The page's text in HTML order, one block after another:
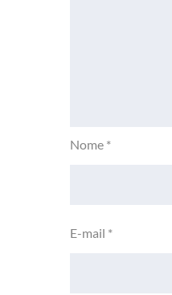
Nome *
E-mail *